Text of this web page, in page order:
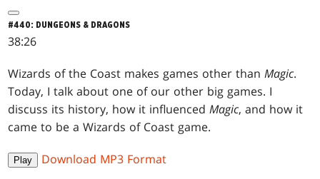
#440: DUNGEONS & DRAGONS
38:26
Wizards of the Coast makes games other thanMagic.
Today, I talk about one of our other big games. I
discuss its history, how it influencedMagic, and how it
came to be a Wizards of Coast game.
Play Download MP3 Format